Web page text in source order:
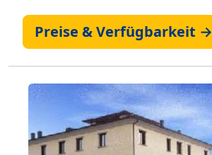
Preise & Verfügbarkeit →